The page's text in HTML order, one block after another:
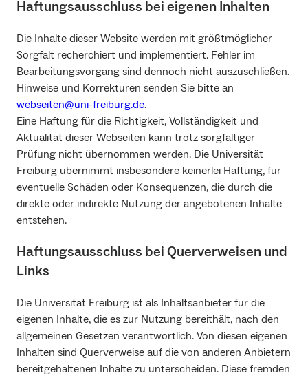
Haftungsausschluss bei eigenen Inhalten
Die Inhalte dieser Website werden mit größtmöglicher
Sorgfalt recherchiert und implementiert. Fehler im
Bearbeitungsvorgang sind dennoch nicht auszuschließen.
Hinweise und Korrekturen senden Sie bitte an
webseiten@uni-freiburg.de.
Eine Haftung für die Richtigkeit, Vollständigkeit und
Aktualität dieser Webseiten kann trotz sorgfältiger
Prüfung nicht übernommen werden. Die Universität
Freiburg übernimmt insbesondere keinerlei Haftung, für
eventuelle Schäden oder Konsequenzen, die durch die
direkte oder indirekte Nutzung der angebotenen Inhalte
entstehen.
Haftungsausschluss bei Querverweisen und
Links
Die Universität Freiburg ist als Inhaltsanbieter für die
eigenen Inhalte, die es zur Nutzung bereithält, nach den
allgemeinen Gesetzen verantwortlich. Von diesen eigenen
Inhalten sind Querverweise auf die von anderen Anbietern
bereitgehaltenen Inhalte zu unterscheiden. Diese fremden